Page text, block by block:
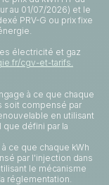
au 01/07/2026) et le
PRV-G ou prix fixe
électricité et gaz
cgv-et-tarifs.
à ce que chaque
soit compensé par
en utilisant
défini par la
ce que chaque kWh
par l'injection dans
le mécanisme
réglementation.